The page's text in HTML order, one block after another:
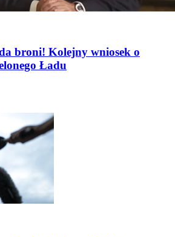
broni! Kolejny wniosek o
Ładu